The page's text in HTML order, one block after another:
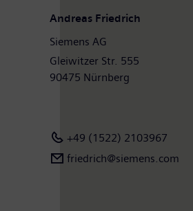
Andreas Friedrich
Siemens AG
Gleiwitzer Str. 555
90475 Nürnberg
+49 (1522) 2103967
friedrich@siemens.com